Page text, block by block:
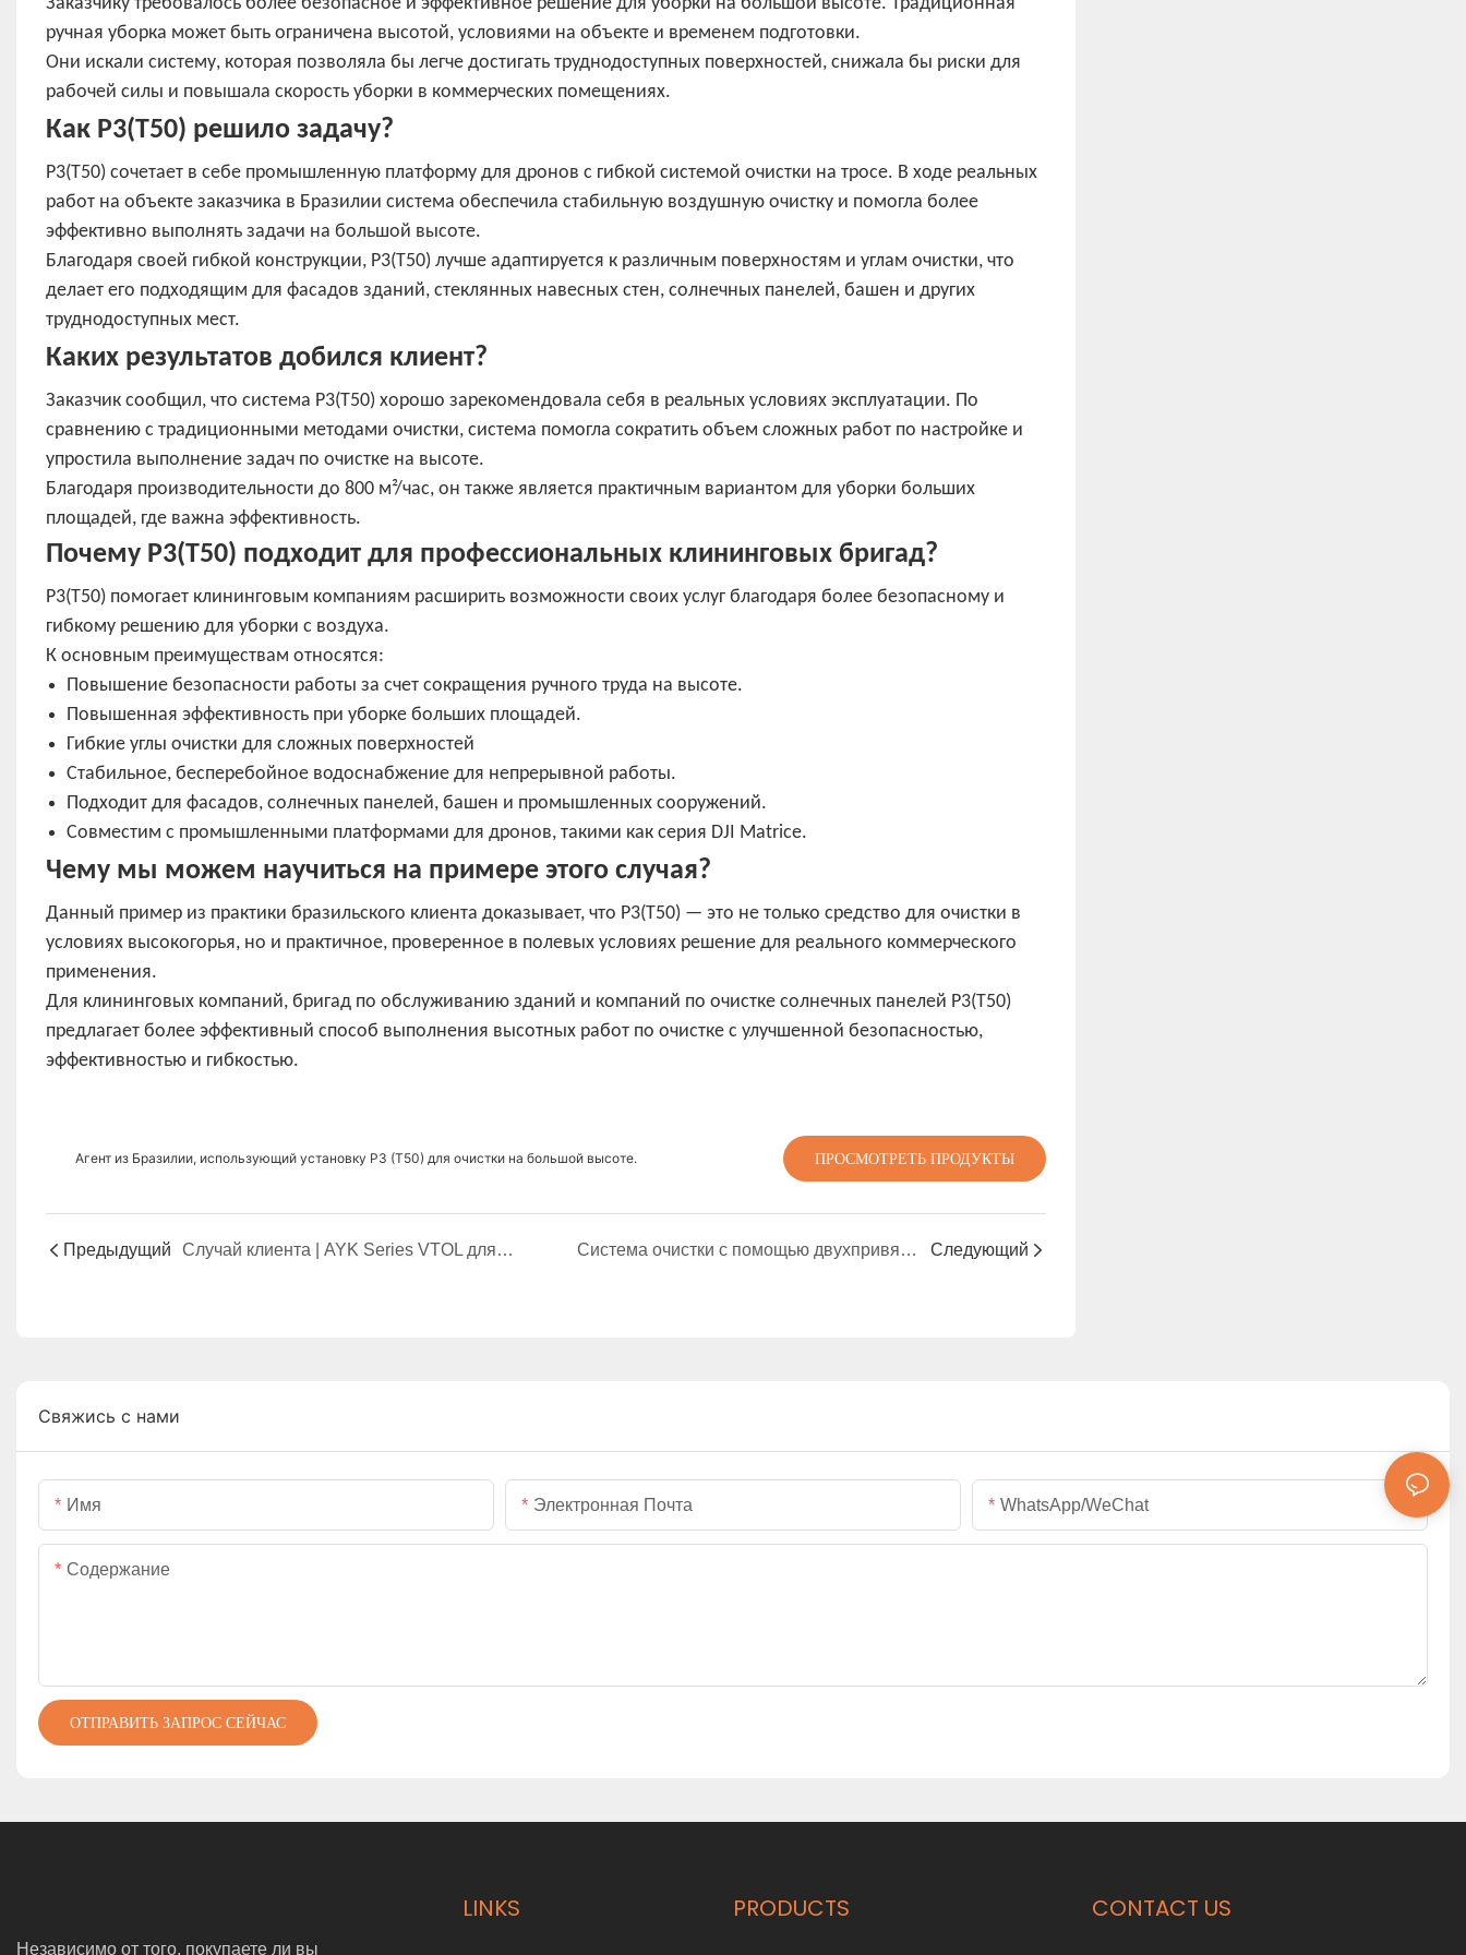
ручная уборка может быть ограничена высотой, условиями на объекте и временем подготовки.
Они искали систему, которая позволяла бы легче достигать труднодоступных поверхностей, снижала бы риски для
рабочей силы и повышала скорость уборки в коммерческих помещениях.
Как P3(T50) решило задачу?
P3(T50) сочетает в себе промышленную платформу для дронов с гибкой системой очистки на тросе. В ходе реальных
работ на объекте заказчика в Бразилии система обеспечила стабильную воздушную очистку и помогла более
эффективно выполнять задачи на большой высоте.
Благодаря своей гибкой конструкции, P3(T50) лучше адаптируется к различным поверхностям и углам очистки, что
делает его подходящим для фасадов зданий, стеклянных навесных стен, солнечных панелей, башен и других
труднодоступных мест.
Каких результатов добился клиент?
Заказчик сообщил, что система P3(T50) хорошо зарекомендовала себя в реальных условиях эксплуатации. По
сравнению с традиционными методами очистки, система помогла сократить объем сложных работ по настройке и
упростила выполнение задач по очистке на высоте.
Благодаря производительности до 800 м²/час, он также является практичным вариантом для уборки больших
площадей, где важна эффективность.
Почему P3(T50) подходит для профессиональных клининговых бригад?
P3(T50) помогает клининговым компаниям расширить возможности своих услуг благодаря более безопасному и
гибкому решению для уборки с воздуха.
К основным преимуществам относятся:
Повышение безопасности работы за счет сокращения ручного труда на высоте.
Повышенная эффективность при уборке больших площадей.
Гибкие углы очистки для сложных поверхностей
Стабильное, бесперебойное водоснабжение для непрерывной работы.
Подходит для фасадов, солнечных панелей, башен и промышленных сооружений.
Совместим с промышленными платформами для дронов, такими как серия DJI Matrice.
Чему мы можем научиться на примере этого случая?
Данный пример из практики бразильского клиента доказывает, что P3(T50) — это не только средство для очистки в
условиях высокогорья, но и практичное, проверенное в полевых условиях решение для реального коммерческого
применения.
Для клининговых компаний, бригад по обслуживанию зданий и компаний по очистке солнечных панелей P3(T50)
предлагает более эффективный способ выполнения высотных работ по очистке с улучшенной безопасностью,
эффективностью и гибкостью.
Агент из Бразилии, использующий установку P3 (T50) для очистки на большой высоте. ПРОСМОТРЕТЬ ПРОДУКТЫ
Предыдущий Случай клиента | AYK Series VTOL для осмотра и картирования лесов и пастбищ Система очистки с помощью двухпривязных дронов T-M400C: более интеллектуальное решение для очистки стеклянных навесных стен. Следующий
Свяжись с нами
Имя Электронная Почта WhatsApp/WeChat
Содержание
ОТПРАВИТЬ ЗАПРОС СЕЙЧАС
Независимо от того, покупаете ли вы
LINKS PRODUCTS CONTACT US